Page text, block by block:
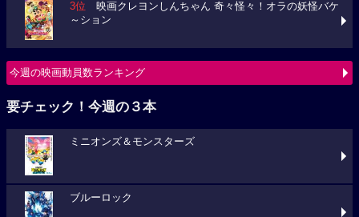
3位 映画クレヨンしんちゃん 奇々怪々！オラの妖怪バケ
～ション
今週の映画動員数ランキング
要チェック！今週の３本
ミニオンズ＆モンスターズ
ブルーロック